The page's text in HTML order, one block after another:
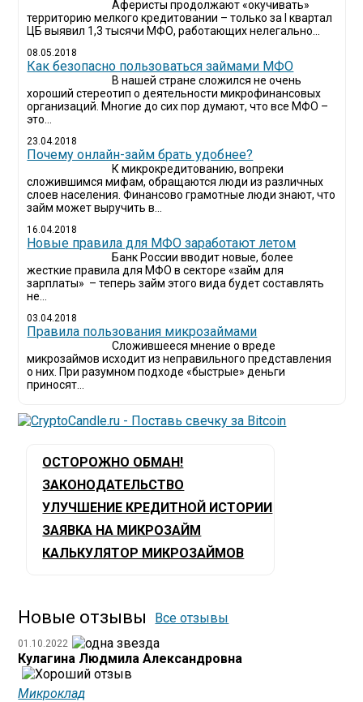
Аферисты продолжают «окучивать»
территорию мелкого кредитовании – только за I квартал
ЦБ выявил 1,3 тысячи МФО, работающих нелегально...
08.05.2018
Как безопасно пользоваться займами МФО
В нашей стране сложился не очень
хороший стереотип о деятельности микрофинансовых
организаций. Многие до сих пор думают, что все МФО –
это...
23.04.2018
Почему онлайн-займ брать удобнее?
К микрокредитованию, вопреки
сложившимся мифам, обращаются люди из различных
слоев населения. Финансово грамотные люди знают, что
займ может выручить в...
16.04.2018
Новые правила для МФО заработают летом
Банк России вводит новые, более
жесткие правила для МФО в секторе «займ для
зарплаты» – теперь займ этого вида будет составлять
не...
03.04.2018
​Правила пользования микрозаймами
Сложившееся мнение о вреде
микрозаймов исходит из неправильного представления
о них. При разумном подходе «быстрые» деньги
приносят...
ОСТОРОЖНО ОБМАН!
ЗАКОНОДАТЕЛЬСТВО
УЛУЧШЕНИЕ КРЕДИТНОЙ ИСТОРИИ
ЗАЯВКА НА МИКРОЗАЙМ
КАЛЬКУЛЯТОР МИКРОЗАЙМОВ
Новые отзывы Все отзывы
01.10.2022
Кулагина Людмила Александровна
Микроклад